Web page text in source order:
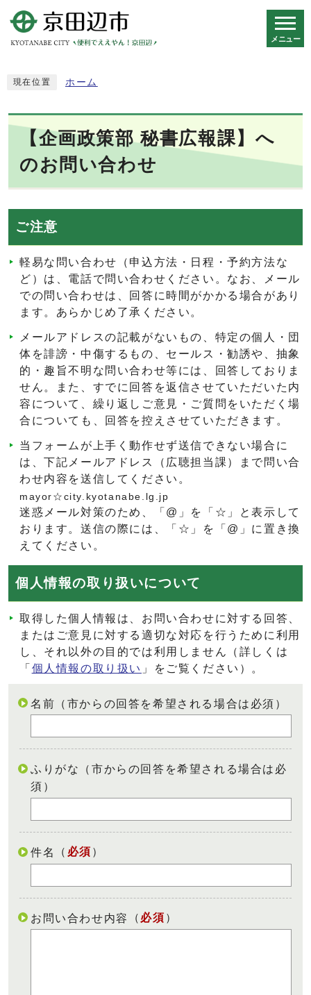
メニュー
現在位置 ホーム
【企画政策部 秘書広報課】へ
のお問い合わせ
ご注意
軽易な問い合わせ（申込方法・日程・予約方法な
ど）は、電話で問い合わせください。なお、メール
での問い合わせは、回答に時間がかかる場合があり
ます。あらかじめ了承ください。
メールアドレスの記載がないもの、特定の個人・団
体を誹謗・中傷するもの、セールス・勧誘や、抽象
的・趣旨不明な問い合わせ等には、回答しておりま
せん。また、すでに回答を返信させていただいた内
容について、繰り返しご意見・ご質問をいただく場
合についても、回答を控えさせていただきます。
当フォームが上手く動作せず送信できない場合に
は、下記メールアドレス（広聴担当課）まで問い合
わせ内容を送信してください。
mayor☆city.kyotanabe.lg.jp
迷惑メール対策のため、「@」を「☆」と表示して
おります。送信の際には、「☆」を「@」に置き換
えてください。
個人情報の取り扱いについて
取得した個人情報は、お問い合わせに対する回答、
またはご意見に対する適切な対応を行うために利用
し、それ以外の目的では利用しません（詳しくは
「 個人情報の取り扱い 」をご覧ください）。
名前（市からの回答を希望される場合は必須）
ふりがな（市からの回答を希望される場合は必
須）
件名 （ 必須 ）
お問い合わせ内容 （ 必須 ）